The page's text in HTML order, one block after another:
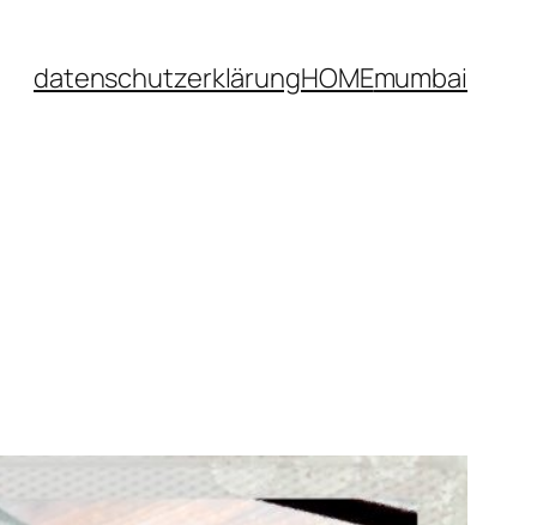
datenschutzerklärungHOMEmumbai